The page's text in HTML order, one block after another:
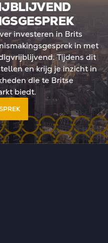
investeren in Brits
in met
Tijdens dit
en krijg je inzicht in
die te Britse
biedt.